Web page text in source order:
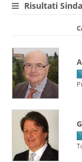
Risultati